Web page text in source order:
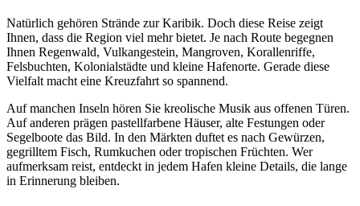
Natürlich gehören Strände zur Karibik. Doch diese Reise zeigt
Ihnen, dass die Region viel mehr bietet. Je nach Route begegnen
Ihnen Regenwald, Vulkangestein, Mangroven, Korallenriffe,
Felsbuchten, Kolonialstädte und kleine Hafenorte. Gerade diese
Vielfalt macht eine Kreuzfahrt so spannend.
Auf manchen Inseln hören Sie kreolische Musik aus offenen Türen.
Auf anderen prägen pastellfarbene Häuser, alte Festungen oder
Segelboote das Bild. In den Märkten duftet es nach Gewürzen,
gegrilltem Fisch, Rumkuchen oder tropischen Früchten. Wer
aufmerksam reist, entdeckt in jedem Hafen kleine Details, die lange
in Erinnerung bleiben.